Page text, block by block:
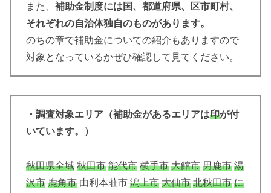
また、 補助金制度には国、都道府県、区市町村、
それぞれの自治体独自のものがあります。
のちの章で補助金についての紹介もありますので
対象となっているかぜひ確認して見てください。
・調査対象エリア（補助金があるエリアは印が付
いています。）
秋田県全域 秋田市 能代市 横手市 大館市 男鹿市 湯
沢市 鹿角市 由利本荘市 潟上市 大仙市 北秋田市 に